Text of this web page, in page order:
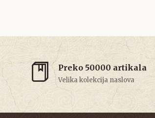
Preko 50000 artikala
Velika kolekcija naslova